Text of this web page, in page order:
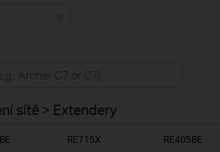
sítě > Extendery
RE715X RE405BE